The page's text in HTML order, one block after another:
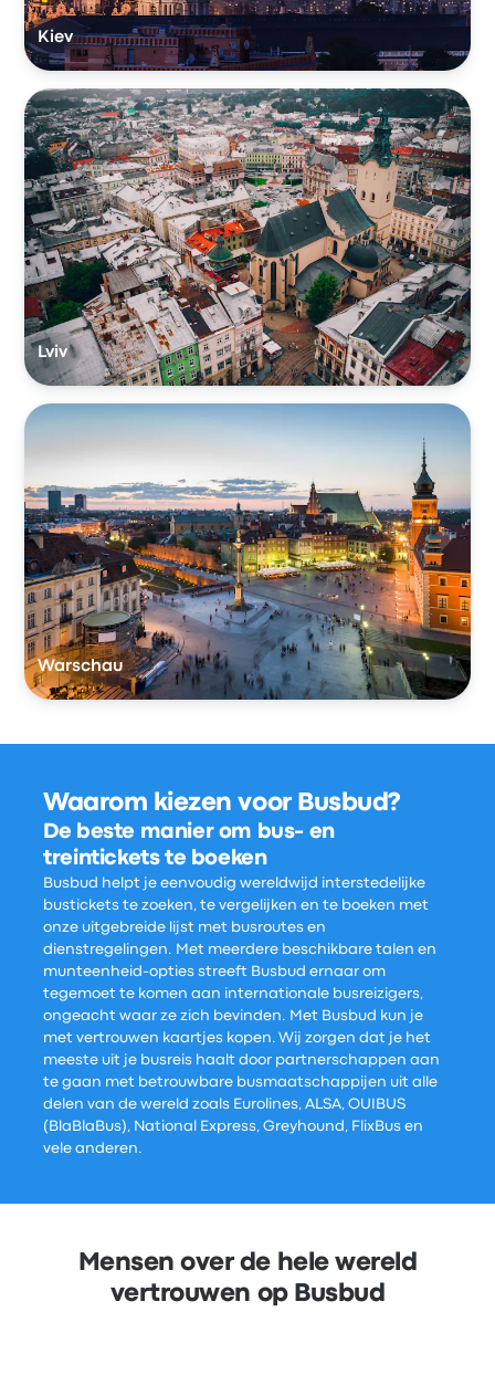
Kiev
Lviv
Warschau
Waarom kiezen voor Busbud?
De beste manier om bus- en
treintickets te boeken
Busbud helpt je eenvoudig wereldwijd interstedelijke
bustickets te zoeken, te vergelijken en te boeken met
onze uitgebreide lijst met busroutes en
dienstregelingen. Met meerdere beschikbare talen en
munteenheid-opties streeft Busbud ernaar om
tegemoet te komen aan internationale busreizigers,
ongeacht waar ze zich bevinden. Met Busbud kun je
met vertrouwen kaartjes kopen. Wij zorgen dat je het
meeste uit je busreis haalt door partnerschappen aan
te gaan met betrouwbare busmaatschappijen uit alle
delen van de wereld zoals Eurolines, ALSA, OUIBUS
(BlaBlaBus), National Express, Greyhound, FlixBus en
vele anderen.
Mensen over de hele wereld
vertrouwen op Busbud